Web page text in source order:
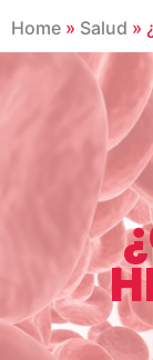
Home » Salud »